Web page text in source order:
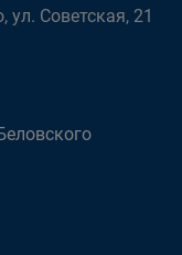
ул. Советская, 21